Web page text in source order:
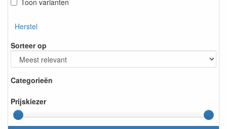
Herstel
Sorteer op
Categorieën
Prijskiezer